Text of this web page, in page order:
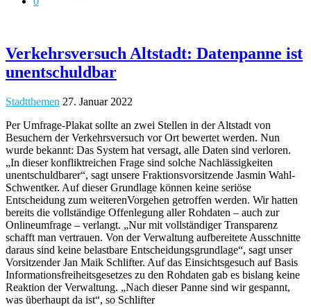
Verkehrsversuch Altstadt: Datenpanne ist
unentschuldbar
Stadtthemen 27. Januar 2022
Per Umfrage-Plakat sollte an zwei Stellen in der Altstadt von
Besuchern der Verkehrsversuch vor Ort bewertet werden. Nun
wurde bekannt: Das System hat versagt, alle Daten sind verloren.
„In dieser konfliktreichen Frage sind solche Nachlässigkeiten
unentschuldbarer“, sagt unsere Fraktionsvorsitzende Jasmin Wahl-
Schwentker. Auf dieser Grundlage können keine seriöse
Entscheidung zum weiterenVorgehen getroffen werden. Wir hatten
bereits die vollständige Offenlegung aller Rohdaten – auch zur
Onlineumfrage – verlangt. „Nur mit vollständiger Transparenz
schafft man vertrauen. Von der Verwaltung aufbereitete Ausschnitte
daraus sind keine belastbare Entscheidungsgrundlage“, sagt unser
Vorsitzender Jan Maik Schlifter. Auf das Einsichtsgesuch auf Basis
Informationsfreiheitsgesetzes zu den Rohdaten gab es bislang keine
Reaktion der Verwaltung. „Nach dieser Panne sind wir gespannt,
was überhaupt da ist“, so Schlifter